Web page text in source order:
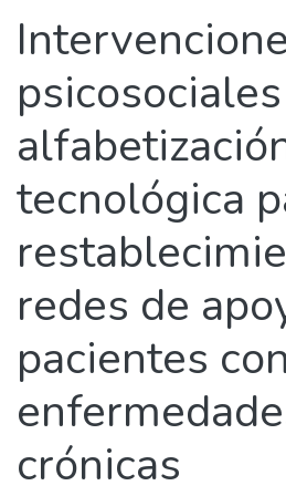
tecnológica
redes de
pacientes con
crónicas